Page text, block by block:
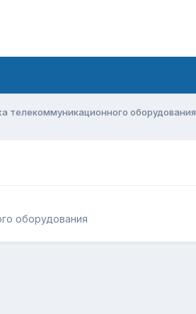
телекоммуникационного оборудования
оборудования